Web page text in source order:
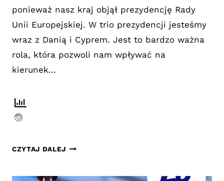
ponieważ nasz kraj objął prezydencję Rady
Unii Europejskiej. W trio prezydencji jesteśmy
wraz z Danią i Cyprem. Jest to bardzo ważna
rola, która pozwoli nam wpływać na
kierunek…
CZYTAJ DALEJ POLSKA